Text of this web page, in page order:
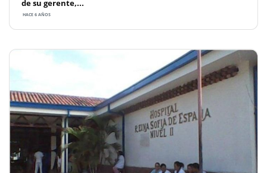
de su gerente,...
HACE 6 AÑOS